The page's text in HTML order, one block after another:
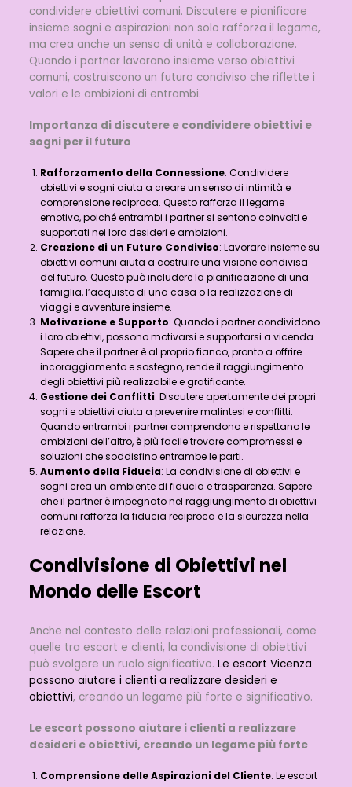
condividere obiettivi comuni. Discutere e pianificare
insieme sogni e aspirazioni non solo rafforza il legame,
ma crea anche un senso di unità e collaborazione.
Quando i partner lavorano insieme verso obiettivi
comuni, costruiscono un futuro condiviso che riflette i
valori e le ambizioni di entrambi.
Importanza di discutere e condividere obiettivi e
sogni per il futuro
Rafforzamento della Connessione: Condividere
obiettivi e sogni aiuta a creare un senso di intimità e
comprensione reciproca. Questo rafforza il legame
emotivo, poiché entrambi i partner si sentono coinvolti e
supportati nei loro desideri e ambizioni.
Creazione di un Futuro Condiviso: Lavorare insieme su
obiettivi comuni aiuta a costruire una visione condivisa
del futuro. Questo può includere la pianificazione di una
famiglia, l’acquisto di una casa o la realizzazione di
viaggi e avventure insieme.
Motivazione e Supporto: Quando i partner condividono
i loro obiettivi, possono motivarsi e supportarsi a vicenda.
Sapere che il partner è al proprio fianco, pronto a offrire
incoraggiamento e sostegno, rende il raggiungimento
degli obiettivi più realizzabile e gratificante.
Gestione dei Conflitti: Discutere apertamente dei propri
sogni e obiettivi aiuta a prevenire malintesi e conflitti.
Quando entrambi i partner comprendono e rispettano le
ambizioni dell’altro, è più facile trovare compromessi e
soluzioni che soddisfino entrambe le parti.
Aumento della Fiducia: La condivisione di obiettivi e
sogni crea un ambiente di fiducia e trasparenza. Sapere
che il partner è impegnato nel raggiungimento di obiettivi
comuni rafforza la fiducia reciproca e la sicurezza nella
relazione.
Condivisione di Obiettivi nel
Mondo delle Escort
Anche nel contesto delle relazioni professionali, come
quelle tra escort e clienti, la condivisione di obiettivi
può svolgere un ruolo significativo.Le escort Vicenza
possono aiutare i clienti a realizzare desideri e
obiettivi, creando un legame più forte e significativo.
Le escort possono aiutare i clienti a realizzare
desideri e obiettivi, creando un legame più forte
Comprensione delle Aspirazioni del Cliente: Le escort